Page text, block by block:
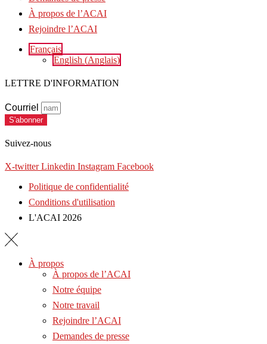
À propos de l’ACAI
Rejoindre l’ACAI
Français
English (Anglais)
LETTRE D'INFORMATION
Courriel
S'abonner
Suivez-nous
X-twitter Linkedin Instagram Facebook
Politique de confidentialité
Conditions d'utilisation
L'ACAI 2026
À propos
À propos de l’ACAI
Notre équipe
Notre travail
Rejoindre l’ACAI
Demandes de presse